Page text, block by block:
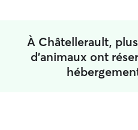
À Châtellerault,
d'animaux ont